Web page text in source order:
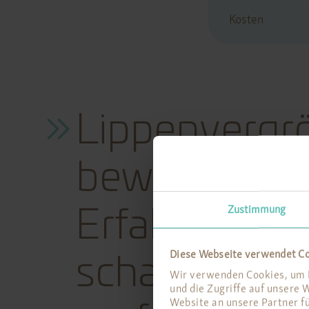
Zustimmung
Diese Webseite verwendet
Wir verwenden Cookies,
und die Zugriffe auf unsere
Website an unsere Partner
Kosten
bewährte
Erfahrung
schaffen wir